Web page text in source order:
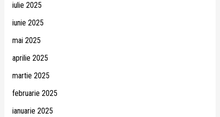
iulie 2025
iunie 2025
mai 2025
aprilie 2025
martie 2025
februarie 2025
ianuarie 2025